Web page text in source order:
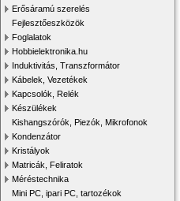
Erősáramú szerelés
Fejlesztőeszközök
Foglalatok
Hobbielektronika.hu
Induktivitás, Transzformátor
Kábelek, Vezetékek
Kapcsolók, Relék
Készülékek
Kishangszórók, Piezók, Mikrofonok
Kondenzátor
Kristályok
Matricák, Feliratok
Méréstechnika
Mini PC, ipari PC, tartozékok